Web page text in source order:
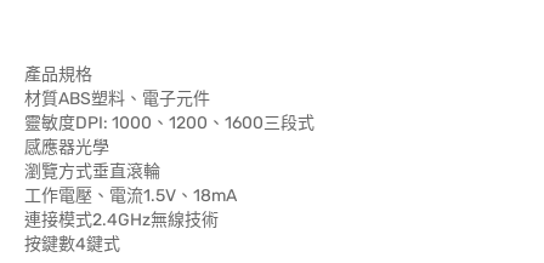
產品規格
材質ABS塑料、電子元件
靈敏度DPI: 1000、1200、1600三段式
感應器光學
瀏覽方式垂直滾輪
工作電壓、電流1.5V、18mA
連接模式2.4GHz無線技術
按鍵數4鍵式